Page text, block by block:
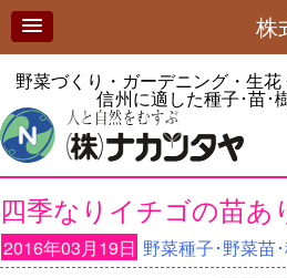
株
野菜づくり・ガーデニング・生花
信州に適した種子･苗･
四季なりイチゴの苗あ
2016年03月19日 野菜種子･野菜苗